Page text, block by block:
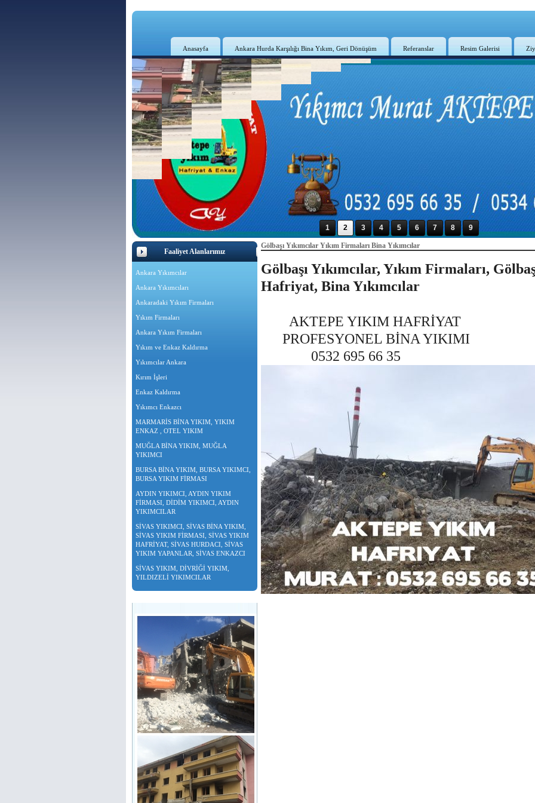
Anasayfa Ankara Hurda Karşılığı Bina Yıkım, Geri Dönüşüm Referanslar Resim Galerisi
1 2 3 4 5 6 7 8 9
Faaliyet Alanlarımız
Ankara Yıkımcılar
Ankara Yıkımcıları
Ankaradaki Yıkım Firmaları
Yıkım Firmaları
Ankara Yıkım Firmaları
Yıkım ve Enkaz Kaldırma
Yıkımcılar Ankara
Kırım İşleri
Enkaz Kaldırma
Yıkımcı Enkazcı
MARMARİS BİNA YIKIM, YIKIM
ENKAZ , OTEL YIKIM
MUĞLA BİNA YIKIM, MUĞLA
YIKIMCI
BURSA BİNA YIKIM, BURSA YIKIMCI,
BURSA YIKIM FİRMASI
AYDIN YIKIMCI, AYDIN YIKIM
FİRMASI, DİDİM YIKIMCI, AYDIN
YIKIMCILAR
SİVAS YIKIMCI, SİVAS BİNA YIKIM,
SİVAS YIKIM FİRMASI, SİVAS YIKIM
HAFRİYAT, SİVAS HURDACI, SİVAS
YIKIM YAPANLAR, SİVAS ENKAZCI
SİVAS YIKIM, DİVRİĞİ YIKIM,
YILDIZELİ YIKIMCILAR
Gölbaşı Yıkımcılar Yıkım Firmaları Bina Yıkımcılar
Gölbaşı Yıkımcılar, Yıkım Firmaları,
Hafriyat, Bina Yıkımcılar
AKTEPE YIKIM HAFRİYAT
PROFESYONEL BİNA YIKIMI
0532 695 66 35